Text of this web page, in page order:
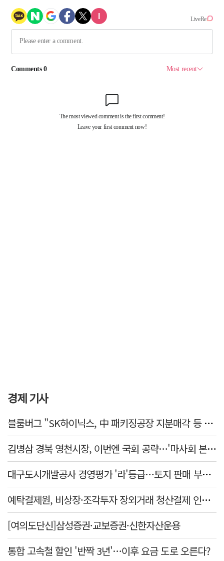
경제 기사
블룸버그 "SK하이닉스, 中 패키징공장 지분매각 등 검토"
김병삼 경북 영천시장, 이번엔 국회 공략…'마사회 본사 이전·광역교통망 확충' 요청
대구도시개발공사 경영평가 '라'등급…토지 판매 부진에 1년 만에 두 단계 '뚝'
예탁결제원, 비상장·조각투자 장외거래 청산결제 인프라 구축 착수…연내 가동
[여의도단신]삼성증권·교보증권·신한자산운용
통합 고속철 할인 '반짝 3년'…이후 요금 도로 오른다?